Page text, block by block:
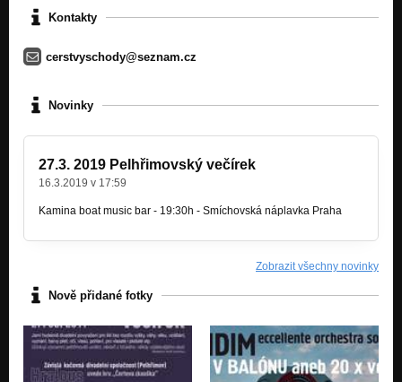
Nezařazeno
Nezařazeno
Nezařazeno
Není to tak jednoduchý
Rocknroll
Dej si bacha
Ploužák
Nezařazeno
Plastická operace
Nezařazeno
Kontakty
cerstvyschody@seznam.cz
Novinky
27.3. 2019 Pelhřimovský večírek
16.3.2019 v 17:59
Kamina boat music bar - 19:30h - Smíchovská náplavka Praha
Zobrazit všechny novinky
Nově přidané fotky